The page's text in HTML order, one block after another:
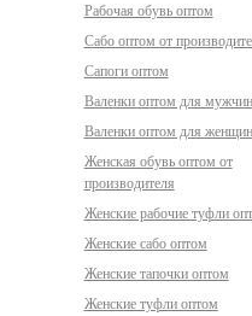
Рабочая обувь оптом
Сабо оптом от
Сапоги оптом
Валенки оптом для мужчин
Валенки оптом для женщин
Женская обувь оптом от
производителя
Женские рабочие туфли
Женские сабо оптом
Женские тапочки оптом
Женские туфли оптом